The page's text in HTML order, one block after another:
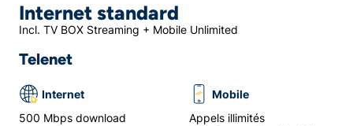
Internet standard
Incl. TV BOX Streaming + Mobile Unlimited
Telenet
Internet
500 Mbps download
Mobile
Appels illimités